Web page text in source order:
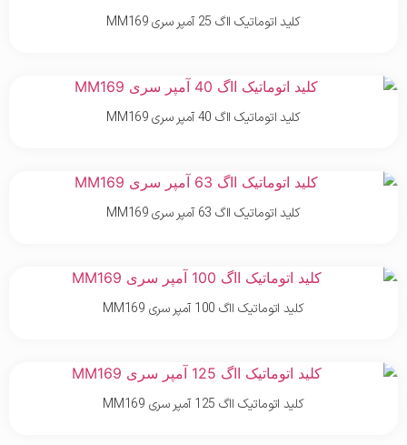
کلید اتوماتیک ااگ 25 آمپر سری MM169
کلید اتوماتیک ااگ 40 آمپر سری MM169
کلید اتوماتیک ااگ 63 آمپر سری MM169
کلید اتوماتیک ااگ 100 آمپر سری MM169
کلید اتوماتیک ااگ 125 آمپر سری MM169